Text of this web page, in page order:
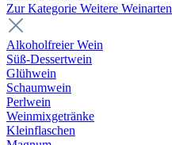
Zur Kategorie Weitere Weinarten
Alkoholfreier Wein
Süß-Dessertwein
Glühwein
Schaumwein
Perlwein
Weinmixgetränke
Kleinflaschen